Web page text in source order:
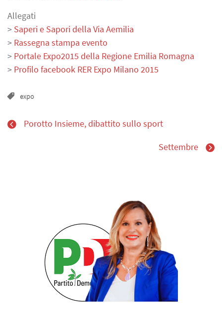
Allegati
> Saperi e Sapori della Via Aemilia
> Rassegna stampa evento
> Portale Expo2015 della Regione Emilia Romagna
> Profilo facebook RER Expo Milano 2015
expo
Porotto Insieme, dibattito sullo sport
Settembre